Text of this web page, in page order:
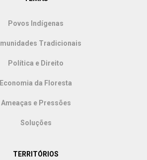
Povos Indígenas
Tradicionais
Política e Direito
Economia da Floresta
Ameaças e Pressões
Soluções
TERRITÓRIOS